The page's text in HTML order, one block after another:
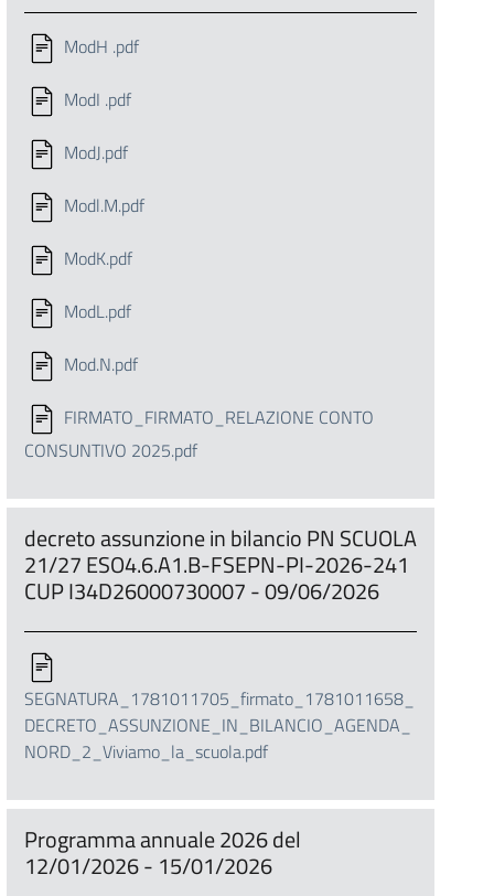
ModH .pdf
ModI .pdf
ModJ.pdf
Modl.M.pdf
ModK.pdf
ModL.pdf
Mod.N.pdf
FIRMATO_FIRMATO_RELAZIONE CONTO
CONSUNTIVO 2025.pdf
decreto assunzione in bilancio PN SCUOLA
21/27 ESO4.6.A1.B-FSEPN-PI-2026-241
CUP I34D26000730007 - 09/06/2026
SEGNATURA_1781011705_firmato_1781011658_
DECRETO_ASSUNZIONE_IN_BILANCIO_AGENDA_
NORD_2_Viviamo_la_scuola.pdf
Programma annuale 2026 del
12/01/2026 - 15/01/2026